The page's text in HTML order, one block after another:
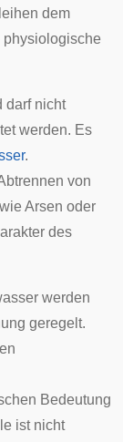
dem
physiologische
darf nicht
werden. Es
.
von
Arsen oder
des
werden
geregelt.
Bedeutung
ist nicht